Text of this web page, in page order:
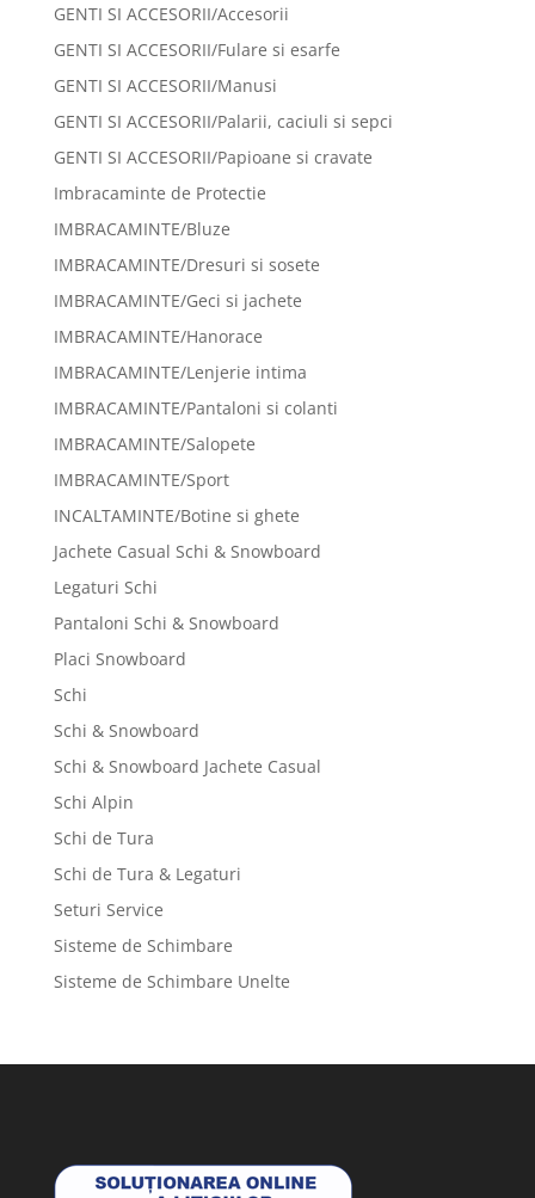
GENTI SI ACCESORII/Accesorii
GENTI SI ACCESORII/Fulare si esarfe
GENTI SI ACCESORII/Manusi
GENTI SI ACCESORII/Palarii, caciuli si sepci
GENTI SI ACCESORII/Papioane si cravate
Imbracaminte de Protectie
IMBRACAMINTE/Bluze
IMBRACAMINTE/Dresuri si sosete
IMBRACAMINTE/Geci si jachete
IMBRACAMINTE/Hanorace
IMBRACAMINTE/Lenjerie intima
IMBRACAMINTE/Pantaloni si colanti
IMBRACAMINTE/Salopete
IMBRACAMINTE/Sport
INCALTAMINTE/Botine si ghete
Jachete Casual Schi & Snowboard
Legaturi Schi
Pantaloni Schi & Snowboard
Placi Snowboard
Schi
Schi & Snowboard
Schi & Snowboard Jachete Casual
Schi Alpin
Schi de Tura
Schi de Tura & Legaturi
Seturi Service
Sisteme de Schimbare
Sisteme de Schimbare Unelte